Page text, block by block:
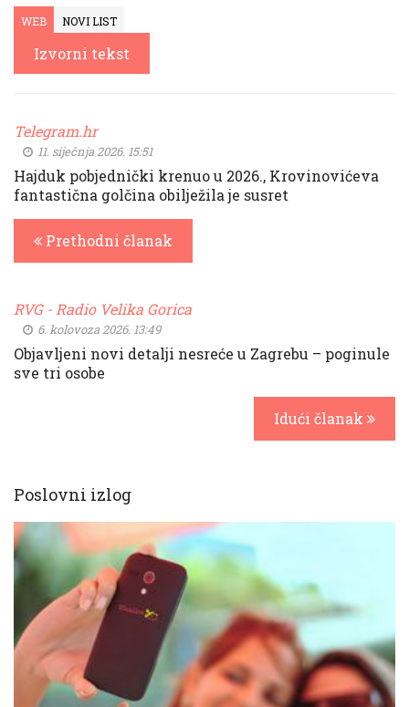
WEB NOVI LIST
Izvorni tekst
Telegram.hr
11. siječnja 2026. 15:51
Hajduk pobjednički krenuo u 2026., Krovinovićeva
fantastična golčina obilježila je susret
Prethodni članak
RVG - Radio Velika Gorica
6. kolovoza 2026. 13:49
Objavljeni novi detalji nesreće u Zagrebu – poginule
sve tri osobe
Idući članak
Poslovni izlog